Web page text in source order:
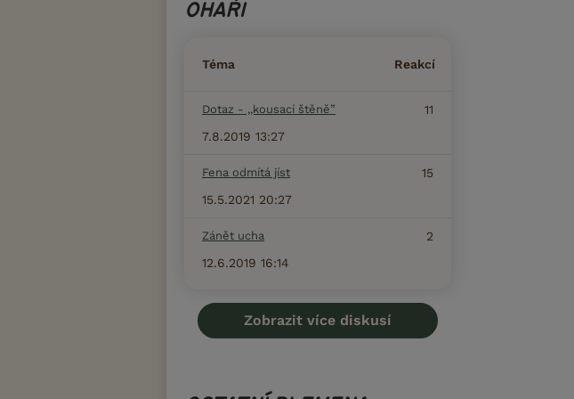
OHAŘI
Téma Reakcí
Dotaz - ,,kousací štěně”
11
7.8.2019 13:27
Fena odmítá jíst
15
15.5.2021 20:27
Zánět ucha
2
12.6.2019 16:14
Zobrazit více diskusí